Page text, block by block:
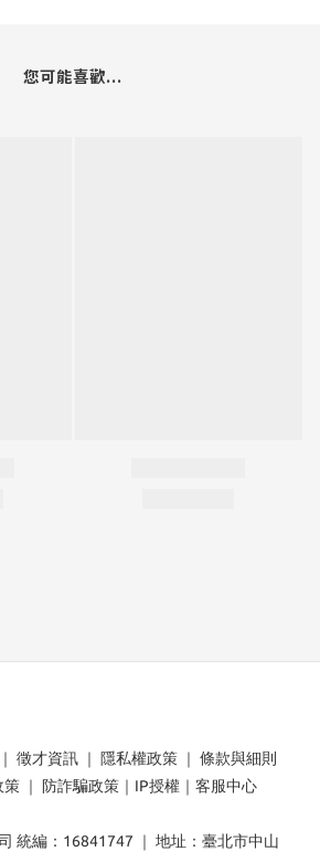
您可能喜歡...
｜ 徵才資訊 ｜ 隱私權政策 ｜ 條款與細則
策 ｜ 防詐騙政策 ｜ IP授權 ｜ 客服中心
統編：16841747 ｜ 地址：臺北市中山